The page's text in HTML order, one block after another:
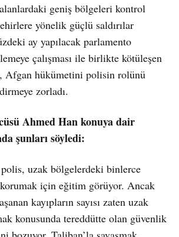
alanlardaki geniş bölgeleri kontrol
yönelik güçlü saldırılar
ay yapılacak parlamento
çalışması ile birlikte kötüleşen
Afgan hükümetini polisin rolünü
zorladı.
Ahmed Han konuya dair
şunları söyledi:
uzak bölgelerdeki binlerce
için eğitim görüyor. Ancak
kayıpların sayısı zaten uzak
konusunda tereddütte olan güvenlik